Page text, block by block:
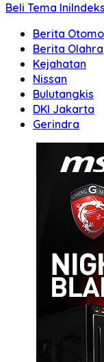
Beli Tema IniIndeks
Berita
Berita
Kejahatan
Nissan
Bulutangkis
DKI Jakarta
Gerindra